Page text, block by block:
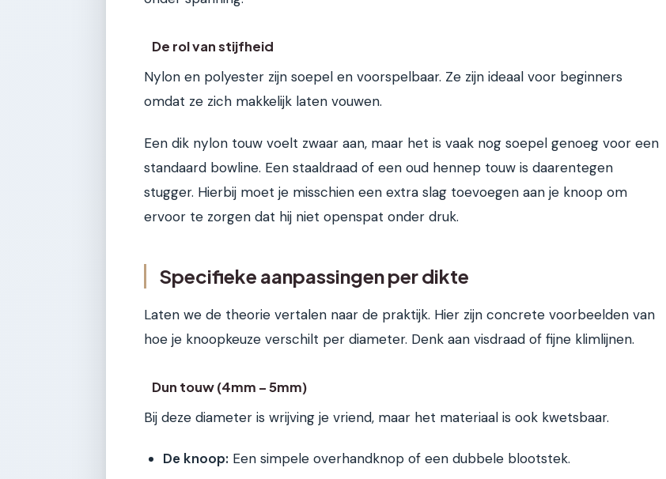
De rol van stijfheid
Nylon en polyester zijn soepel en voorspelbaar. Ze zijn ideaal voor beginners
omdat ze zich makkelijk laten vouwen.
Een dik nylon touw voelt zwaar aan, maar het is vaak nog soepel genoeg voor een
standaard bowline. Een staaldraad of een oud hennep touw is daarentegen
stugger. Hierbij moet je misschien een extra slag toevoegen aan je knoop om
ervoor te zorgen dat hij niet openspat onder druk.
Specifieke aanpassingen per dikte
Laten we de theorie vertalen naar de praktijk. Hier zijn concrete voorbeelden van
hoe je knoopkeuze verschilt per diameter. Denk aan visdraad of fijne klimlijnen.
Dun touw (4mm – 5mm)
Bij deze diameter is wrijving je vriend, maar het materiaal is ook kwetsbaar.
De knoop: Een simpele overhandknop of een dubbele blootstek.